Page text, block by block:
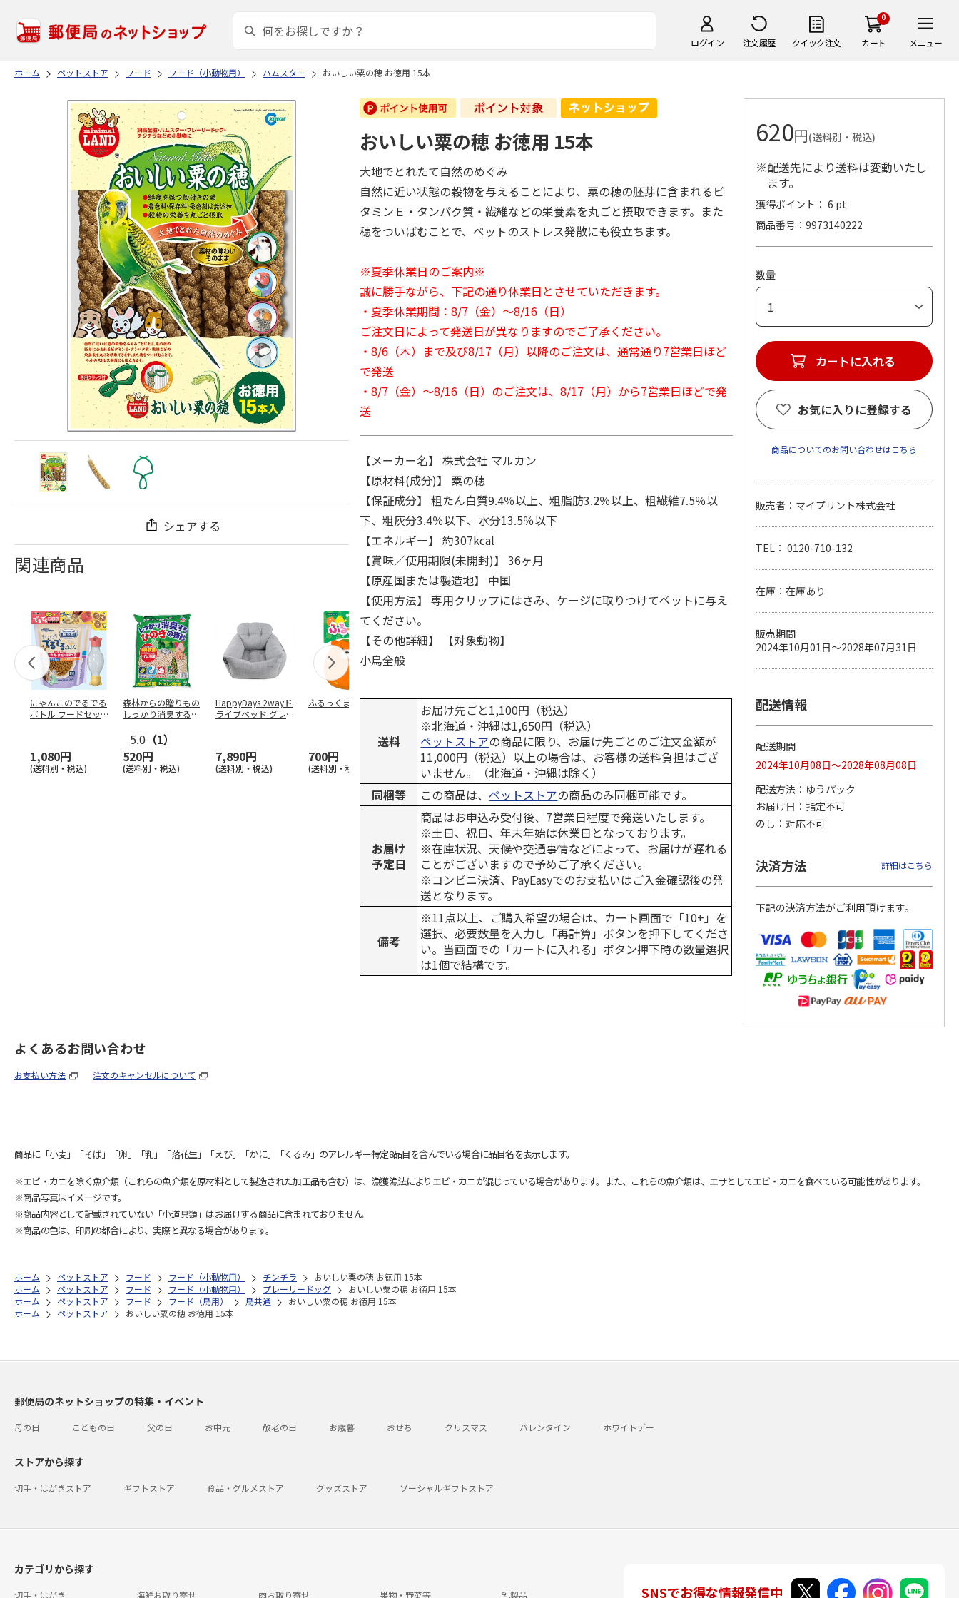
ログイン 注文履歴 クイック注文
0
カート メニュー
ホーム ペットストア フード フード（小動物用） ハムスター おいしい粟の穂 お徳用 15本
シェアする
関連商品
にゃんこのでるでる
ボトル フードセッ
1,080円
(送料別・税込)
森林からの贈りもの
しっかり消臭するひ
5.0 （1）
520円
(送料別・税込)
HappyDays 2wayド
ライブベッド グレ
7,890円
(送料別・税込)
ふるっくま みかん
700円
(送料別・税込)
デオトイレ 飛び散
らない消臭・抗菌サ
ンド 4L
1,320円
(送料別・税込)
獣医師開発 ニオイ
をとる砂専用 猫ト
イレ ナチュラルグ
レー
1,550円
(送料別・税込)
無添加良品 カムカ
ぐるぐるボーン型 S
…
470円
(送料別・税込)
銀のスプーン パウ
おに…
120円
ペット線香 虹のか
なた フルーティフ
ローラルの香り
590円
(送料別・税込)
えBOX とりささ…
380円
(送料別・税込)
おいしい粟の穂 お徳用 15本
大地でとれたて自然のめぐみ
自然に近い状態の穀物を与えることにより、粟の穂の胚芽に含まれるビ
タミンＥ・タンパク質・繊維などの栄養素を丸ごと摂取できます。また
穂をついばむことで、ペットのストレス発散にも役立ちます。
※夏季休業日のご案内※
誠に勝手ながら、下記の通り休業日とさせていただきます。
・夏季休業期間：8/7（金）～8/16（日）
ご注文日によって発送日が異なりますのでご了承ください。
・8/6（木）まで及び8/17（月）以降のご注文は、通常通り7営業日ほど
で発送
・8/7（金）～8/16（日）のご注文は、8/17（月）から7営業日ほどで発
送
【メーカー名】 株式会社 マルカン
【原材料(成分)】 粟の穂
【保証成分】 粗たん白質9.4％以上、粗脂肪3.2％以上、粗繊維7.5％以
下、粗灰分3.4％以下、水分13.5％以下
【エネルギー】 約307kcal
【賞味／使用期限(未開封)】 36ヶ月
【原産国または製造地】 中国
【使用方法】 専用クリップにはさみ、ケージに取りつけてペットに与え
てください。
【その他詳細】 【対象動物】
小鳥全般
送料
お届け先ごと1,100円（税込）
※北海道・沖縄は1,650円（税込）
ペットストアの商品に限り、お届け先ごとのご注文金額が
11,000円（税込）以上の場合は、お客様の送料負担はござ
いません。（北海道・沖縄は除く）
同梱等
この商品は、ペットストアの商品のみ同梱可能です。
お届け
予定日
商品はお申込み受付後、7営業日程度で発送いたします。
※土日、祝日、年末年始は休業日となっております。
※在庫状況、天候や交通事情などによって、お届けが遅れる
ことがございますので予めご了承ください。
※コンビニ決済、PayEasyでのお支払いはご入金確認後の発
送となります。
備考
※11点以上、ご購入希望の場合は、カート画面で「10+」を
選択、必要数量を入力し「再計算」ボタンを押下してくださ
い。当画面での「カートに入れる」ボタン押下時の数量選択
は1個で結構です。
620円(送料別・税込)
※配送先により送料は変動いたし
ます。
獲得ポイント： 6 pt
商品番号
9973140222
数量
カートに入れる
お気に入りに登録する
商品についてのお問い合わせはこちら
販売者：マイプリント株式会社
TEL： 0120-710-132
在庫：在庫あり
販売期間
2024年10月01日～2028年07月31日
配送情報
配送期間
2024年10月08日～2028年08月08日
配送方法
ゆうパック
お届け日
指定不可
のし
対応不可
決済方法 詳細はこちら
下記の決済方法がご利用頂けます。
よくあるお問い合わせ
お支払い方法 注文のキャンセルについて
商品に「小麦」「そば」「卵」「乳」「落花生」「えび」「かに」「くるみ」のアレルギー特定8品目を含んでいる場合に品目名を表示します。
※エビ・カニを除く魚介類（これらの魚介類を原材料として製造された加工品も含む）は、漁獲漁法によりエビ・カニが混じっている場合があります。また、これらの魚介類は、エサとしてエビ・カニを食べている可能性があります。
※商品写真はイメージです。
※商品内容として記載されていない「小道具類」はお届けする商品に含まれておりません。
※商品の色は、印刷の都合により、実際と異なる場合があります。
ホーム ペットストア フード フード（小動物用） チンチラ
おいしい粟の穂 お徳用 15本
ホーム
ペットストア フード フード（小動物用） プレーリードッグ
おいしい粟の穂 お徳用 15本
ホーム
ペットストア フード フード（鳥用） 鳥共通
おいしい粟の穂 お徳用 15本
ホーム
ペットストア おいしい粟の穂 お徳用 15本
郵便局のネットショップの特集・イベント
母の日 こどもの日 父の日 お中元 敬老の日 お歳暮 おせち クリスマス バレンタイン ホワイトデー
ストアから探す
切手・はがきストア ギフトストア 食品・グルメストア グッズストア ソーシャルギフトストア
カテゴリから探す
切手・はがき 海鮮お取り寄せ 肉お取り寄せ 果物・野菜等 乳製品 SNSでお得な情報発信中